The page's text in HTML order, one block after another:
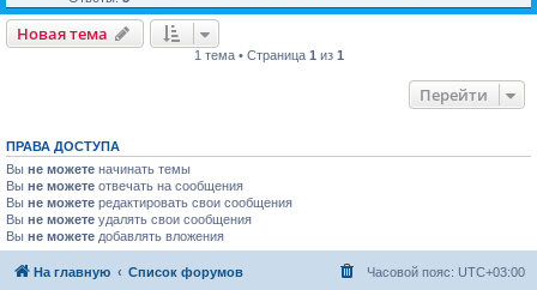
Новая тема
1 тема • Страница 1 из 1
Перейти
ПРАВА ДОСТУПА
Вы не можете начинать темы
Вы не можете отвечать на сообщения
Вы не можете редактировать свои сообщения
Вы не можете удалять свои сообщения
Вы не можете добавлять вложения
На главную Список форумов Часовой пояс: UTC+03:00